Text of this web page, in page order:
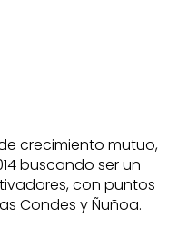
crecimiento mutuo,
buscando ser un
con puntos
Condes y Ñuñoa.